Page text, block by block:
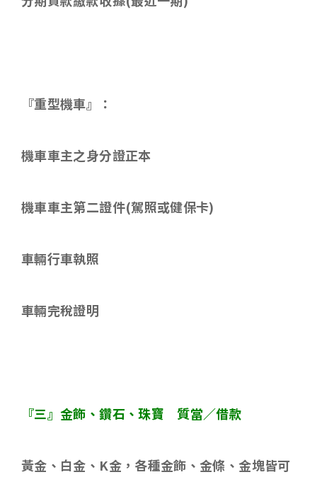
『重型機車』：
機車車主之身分證正本
機車車主第二證件(駕照或健保卡)
車輛行車執照
車輛完稅證明
『三』金飾、鑽石、珠寶 質當／借款
黃金、白金、 K金，各種金飾、金條、金塊皆可